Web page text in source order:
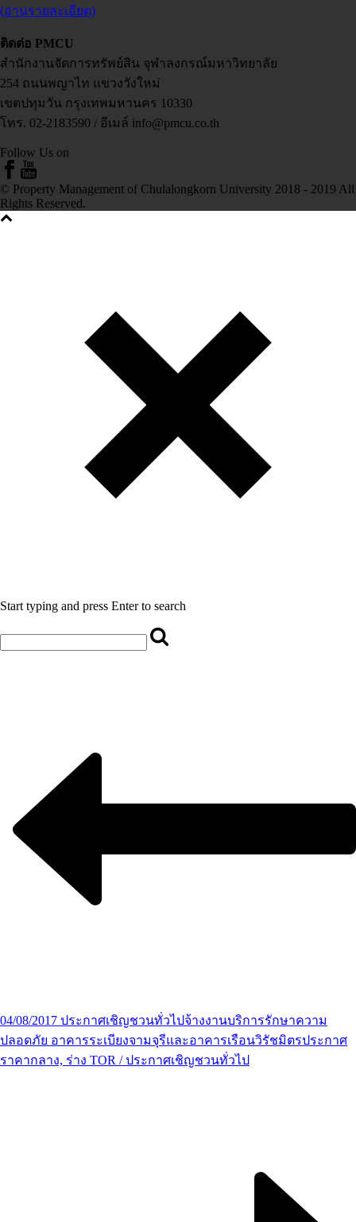
(อ่านรายละเอียด)
ติดต่อ PMCU
สำนักงานจัดการทรัพย์สิน จุฬาลงกรณ์มหาวิทยาลัย
254 ถนนพญาไท แขวงวังใหม่
เขตปทุมวัน กรุงเทพมหานคร 10330
โทร. 02-2183590 / อีเมล์ info@pmcu.co.th
Follow Us on
© Property Management of Chulalongkorn University 2018 - 2019 All
Rights Reserved.
Start typing and press Enter to search
04/08/2017 ประกาศเชิญชวนทั่วไปจ้างงานบริการรักษาความ
ปลอดภัย อาคารระเบียงจามจุรีและอาคารเรือนวิรัชมิตรประกาศ
ราคากลาง, ร่าง TOR / ประกาศเชิญชวนทั่วไป